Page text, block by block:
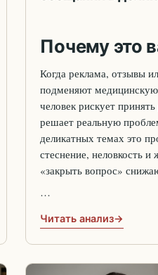
Почему это
Когда реклама, отзывы
подменяют медицинскую
человек рискует
решает реальную
деликатных темах это
стеснение, неловкость и
«закрыть вопрос»
…
Читать анализ